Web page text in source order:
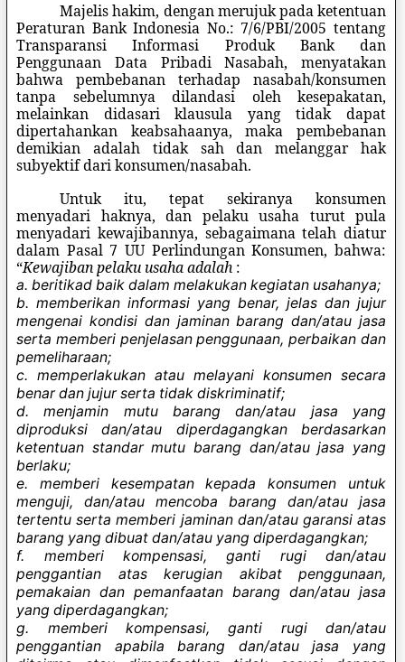
Majelis hakim, dengan merujuk pada ketentuan
Peraturan Bank Indonesia No.: 7/6/PBI/2005 tentang
Transparansi Informasi Produk Bank dan
Penggunaan Data Pribadi Nasabah, menyatakan
bahwa pembebanan terhadap nasabah/konsumen
tanpa sebelumnya dilandasi oleh kesepakatan,
melainkan didasari klausula yang tidak dapat
dipertahankan keabsahaanya, maka pembebanan
demikian adalah tidak sah dan melanggar hak
subyektif dari konsumen/nasabah.
Untuk itu, tepat sekiranya konsumen
menyadari haknya, dan pelaku usaha turut pula
menyadari kewajibannya, sebagaimana telah diatur
dalam Pasal 7 UU Perlindungan Konsumen, bahwa:
“Kewajiban pelaku usaha adalah :
a. beritikad baik dalam melakukan kegiatan usahanya;
b. memberikan informasi yang benar, jelas dan jujur
mengenai kondisi dan jaminan barang dan/atau jasa
serta memberi penjelasan penggunaan, perbaikan dan
pemeliharaan;
c. memperlakukan atau melayani konsumen secara
benar dan jujur serta tidak diskriminatif;
d. menjamin mutu barang dan/atau jasa yang
diproduksi dan/atau diperdagangkan berdasarkan
ketentuan standar mutu barang dan/atau jasa yang
berlaku;
e. memberi kesempatan kepada konsumen untuk
menguji, dan/atau mencoba barang dan/atau jasa
tertentu serta memberi jaminan dan/atau garansi atas
barang yang dibuat dan/atau yang diperdagangkan;
f. memberi kompensasi, ganti rugi dan/atau
penggantian atas kerugian akibat penggunaan,
pemakaian dan pemanfaatan barang dan/atau jasa
yang diperdagangkan;
g. memberi kompensasi, ganti rugi dan/atau
penggantian apabila barang dan/atau jasa yang